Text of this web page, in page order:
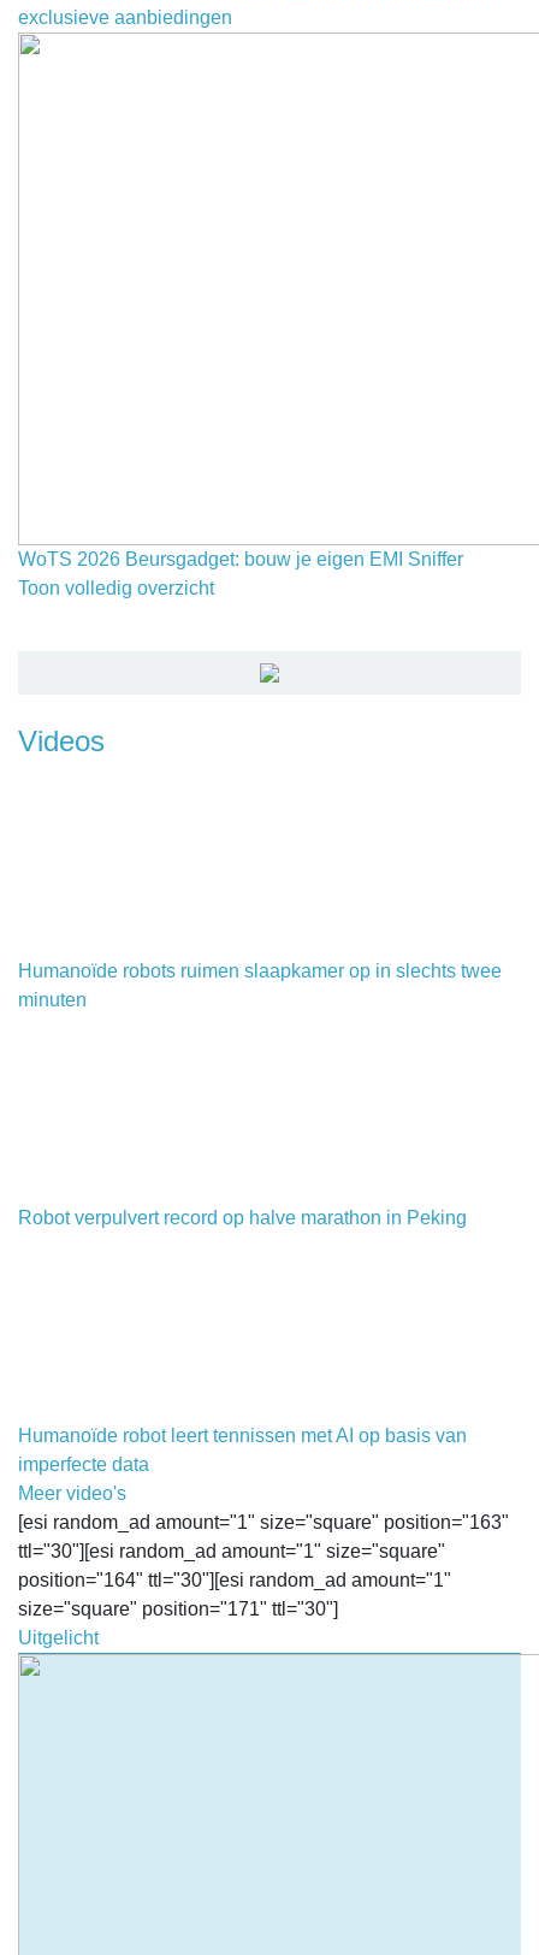
exclusieve aanbiedingen
WoTS 2026 Beursgadget: bouw je eigen EMI Sniffer
Toon volledig overzicht
Videos
Humanoïde robots ruimen slaapkamer op in slechts twee
minuten
Robot verpulvert record op halve marathon in Peking
Humanoïde robot leert tennissen met AI op basis van
imperfecte data
Meer video's
[esi random_ad amount="1" size="square" position="163"
ttl="30"][esi random_ad amount="1" size="square"
position="164" ttl="30"][esi random_ad amount="1"
size="square" position="171" ttl="30"]
Uitgelicht